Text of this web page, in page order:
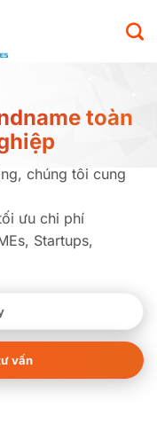
toàn
chúng tôi cung
ưu chi phí
Startups,
vấn